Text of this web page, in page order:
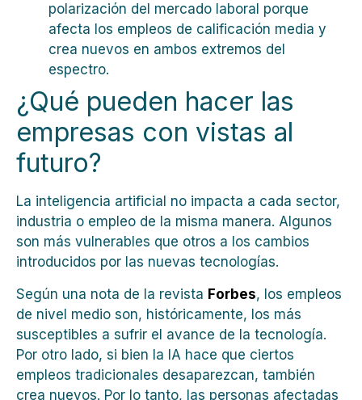
polarización del mercado laboral porque
afecta los empleos de calificación media y
crea nuevos en ambos extremos del
espectro.
¿Qué pueden hacer las
empresas con vistas al
futuro?
La inteligencia artificial no impacta a cada sector,
industria o empleo de la misma manera. Algunos
son más vulnerables que otros a los cambios
introducidos por las nuevas tecnologías.
Según una nota de la revista Forbes, los empleos
de nivel medio son, históricamente, los más
susceptibles a sufrir el avance de la tecnología.
Por otro lado, si bien la IA hace que ciertos
empleos tradicionales desaparezcan, también
crea nuevos. Por lo tanto, las personas afectadas